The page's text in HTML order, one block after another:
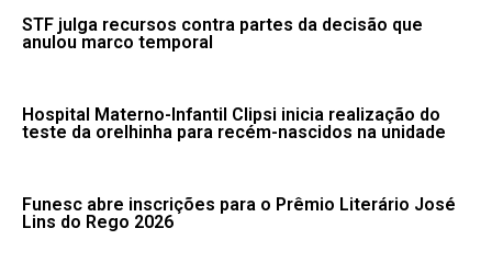
STF julga recursos contra partes da decisão que
anulou marco temporal
Hospital Materno-Infantil Clipsi inicia realização do
teste da orelhinha para recém-nascidos na unidade
Funesc abre inscrições para o Prêmio Literário José
Lins do Rego 2026